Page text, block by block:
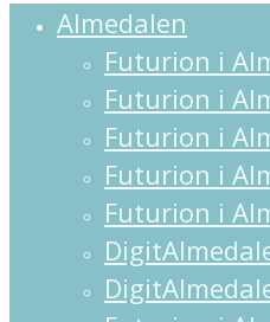
Almedalen
Futurion i
Futurion i
Futurion i
Futurion i
Futurion i